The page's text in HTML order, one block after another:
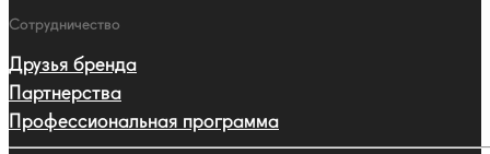
Сотрудничество
Друзья бренда
Партнерства
Профессиональная программа